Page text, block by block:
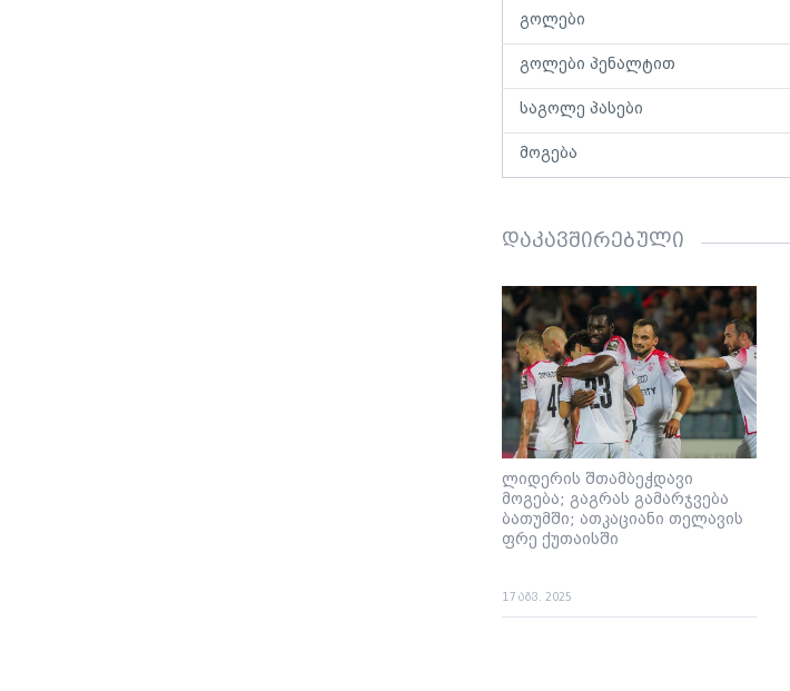
გოლები
გოლები პენალტით
საგოლე პასები
მოგება
დაკავშირებული
ლიდერის შთამბეჭდავი
მოგება; გაგრას გამარჯვება
ბათუმში; ათკაციანი თელავის
ფრე ქუთაისში
17 აგვ. 2025